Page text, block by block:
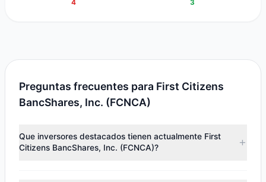
4
3
Preguntas frecuentes para First Citizens
BancShares, Inc. (FCNCA)
Que inversores destacados tienen actualmente First
Citizens BancShares, Inc. (FCNCA)?